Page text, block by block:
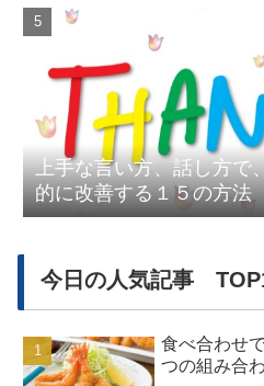
上手な言い方、話し方で
的に改善する１５の方法
今日の人気記事
食べ合わせ
つの組み合